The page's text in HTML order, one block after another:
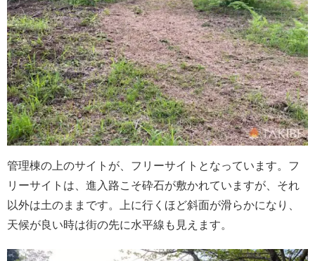
管理棟の上のサイトが、フリーサイトとなっています。フ
リーサイトは、進入路こそ砕石が敷かれていますが、それ
以外は土のままです。上に行くほど斜面が滑らかになり、
天候が良い時は街の先に水平線も見えます。